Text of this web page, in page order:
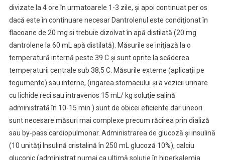
divizate la 4 ore în urmatoarele 1-3 zile, şi apoi continuat per os
dacă este în continuare necesar Dantrolenul este condiţionat în
flacoane de 20 mg si trebuie dizolvat în apă distilată (20 mg
dantrolene la 60 mL apă distilată). Măsurile se iniţiază la o
temperatură internă peste 39 C şi sunt oprite la scăderea
temperaturii centrale sub 38,5 C. Măsurile externe (aplicaţii pe
tegumente) sau interne, (irigarea stomacului şi a vezicii urinare
cu lichide reci sau intravenos 15 mL/ kg soluţie salină
administrată în 10-15 min ) sunt de obicei eficiente dar uneori
sunt necesare măsuri mai complexe precum răcirea prin dializă
sau by-pass cardiopulmonar. Administrarea de glucoză şi insulină
(10 unităţi Insulină cristalină în 250 mL glucoză 10%), calciu
gluconic (administrat numai ca ultimă soluţie în hiperkalemia